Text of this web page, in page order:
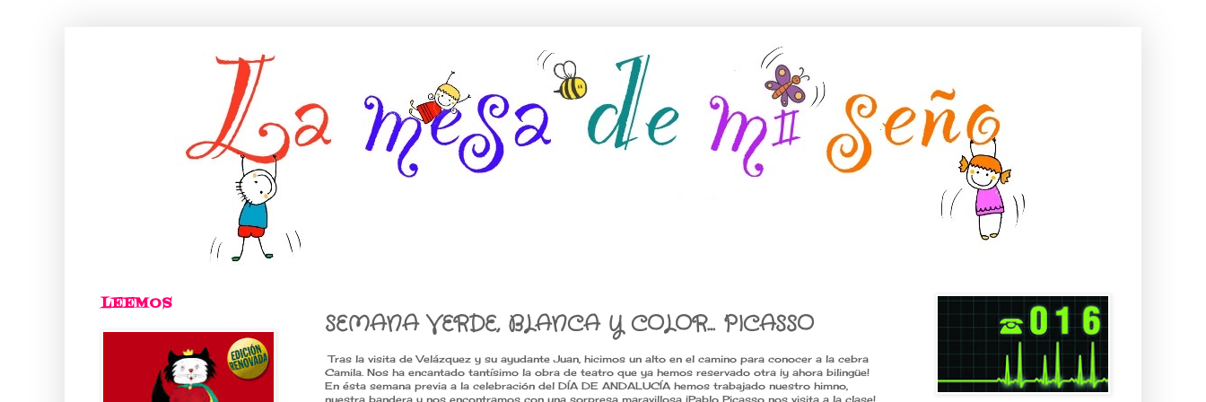
SEMANA VERDE, BLANCA Y COLOR... PICASSO
Tras la visita de Velázquez y su ayudante Juan, hicimos un alto en el camino para conocer a la cebra
Camila. Nos ha encantado tantísimo la obra de teatro que ya hemos reservado otra ¡y ahora bilingüe!
En ésta semana previa a la celebración del DÍA DE ANDALUCÍA hemos trabajado nuestro himno,
nuestra bandera y nos encontramos con una sorpresa maravillosa ¡Pablo Picasso nos visita a la clase!
LEEMOS